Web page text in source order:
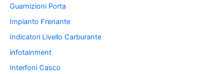
Guarnizioni Porta
Impianto Frenante
Indicatori Livello Carburante
infotainment
Interfoni Casco